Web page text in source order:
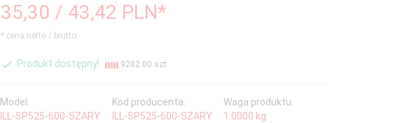
35,30 / 43,42 PLN*
* cena netto / brutto
Produkt dostępny! 9282.00 szt.
Model:
ILL-SP525-600-SZARY
Kod producenta:
ILL-SP525-600-SZARY
Waga produktu:
1.0000 kg